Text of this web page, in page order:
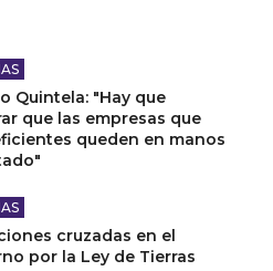
Quintela: "Hay que
que las empresas que
queden en manos
cruzadas en el
por la Ley de Tierras